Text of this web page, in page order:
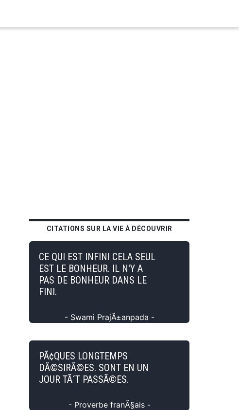
CITATIONS SUR LA VIE À DÉCOUVRIR
CE QUI EST INFINI CELA SEUL
EST LE BONHEUR. IL N'Y A
PAS DE BONHEUR DANS LE
FINI.
- Swami PrajÃ±anpada -
PÃ¢QUES LONGTEMPS
DÃ©SIRÃ©ES. SONT EN UN
JOUR TÃ´T PASSÃ©ES.
- Proverbe franÃ§ais -